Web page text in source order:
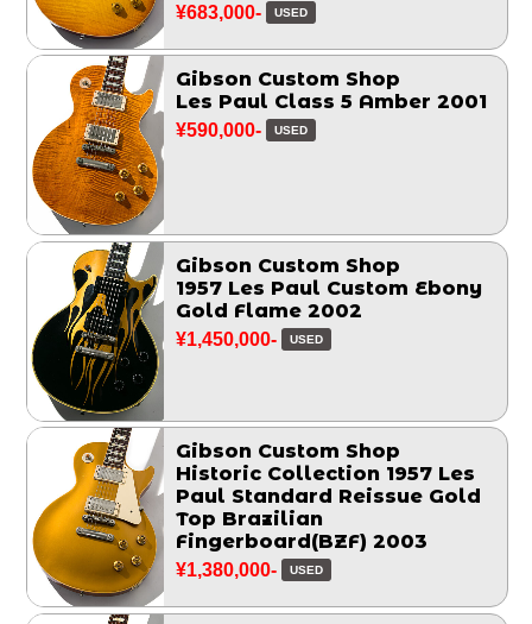
¥683,000- USED
Gibson Custom Shop
Les Paul Class 5 Amber 2001
¥590,000- USED
Gibson Custom Shop
1957 Les Paul Custom Ebony
Gold Flame 2002
¥1,450,000- USED
Gibson Custom Shop
Historic Collection 1957 Les
Paul Standard Reissue Gold
Top Brazilian
Fingerboard(BZF) 2003
¥1,380,000- USED